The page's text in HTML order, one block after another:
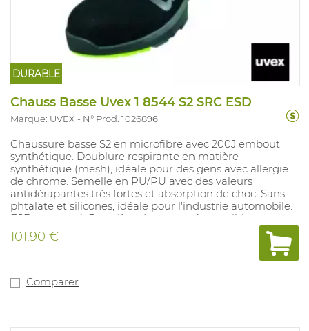
DURABLE
Chauss Basse Uvex 1 8544 S2 SRC ESD
Marque: UVEX N° Prod. 1026896
Chaussure basse S2 en microfibre avec 200J embout
synthétique. Doublure respirante en matière
synthétique (mesh), idéale pour des gens avec allergie
de chrome. Semelle en PU/PU avec des valeurs
antidérapantes très fortes et absorption de choc. Sans
phtalate et silicones, idéale pour l'industrie automobile.
ESD approuvé. Première de propreté amovible avec
système régulant l'humidité et absorbtion des chocs.
Pointures: 10, 11, 12, 14: 35-52.
101,90 €
Comparer